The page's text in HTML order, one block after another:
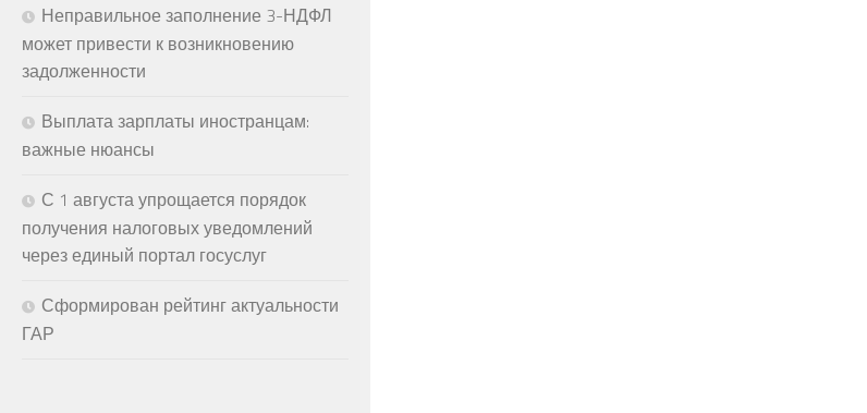
Неправильное заполнение 3-НДФЛ
может привести к возникновению
задолженности
Выплата зарплаты иностранцам:
важные нюансы
С 1 августа упрощается порядок
получения налоговых уведомлений
через единый портал госуслуг
Сформирован рейтинг актуальности
ГАР